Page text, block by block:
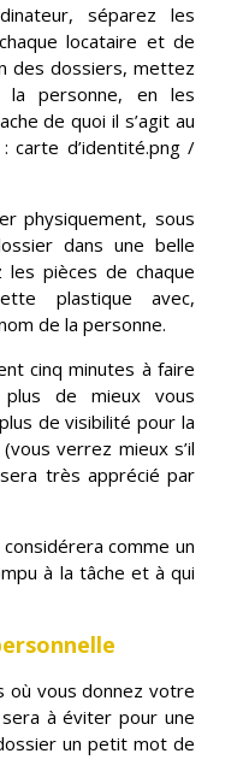
séparez les
locataire et de
des dossiers, mettez
la personne, en les
de quoi il s’agit au
carte d’identité.png /
physiquement, sous
dans une belle
pièces de chaque
plastique avec,
de la personne.
cinq minutes à faire
de mieux vous
de visibilité pour la
verrez mieux s’il
très apprécié par
comme un
à la tâche et à qui
où vous donnez votre
à éviter pour une
un petit mot de